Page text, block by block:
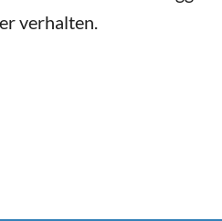
verhalten.